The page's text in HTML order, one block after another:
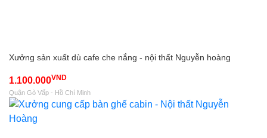
Xưởng sản xuất dù cafe che nắng - nội thất Nguyễn hoàng
1.100.000VND
Quận Gò Vấp - Hồ Chí Minh